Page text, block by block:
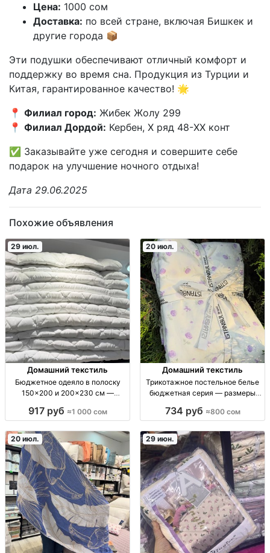
Цена: 1000 сом
Доставка: по всей стране, включая Бишкек и
другие города 📦
Эти подушки обеспечивают отличный комфорт и
поддержку во время сна. Продукция из Турции и
Китая, гарантированное качество! 🌟
📍 Филиал город: Жибек Жолу 299
📍 Филиал Дордой: Кербен, X ряд 48-XX конт
✅ Заказывайте уже сегодня и совершите себе
подарок на улучшение ночного отдыха!
Дата 29.06.2025
Похожие объявления
29 июл.
Домашний текстиль
Бюджетное одеяло в полоску
150×200 и 200×230 см —
полоска, размер
домашний текстиль, комфортный
сон, бюджетная цена
917 руб ≈1 000 сом
20 июл.
Домашний текстиль
Трикотажное постельное белье
бюджетная серия — размеры
50×70 постельное белье
набора: подод.160×210/
прост.160×220/нав.50×70;
подод.2
734 руб ≈800 сом
20 июл. 29 июн.